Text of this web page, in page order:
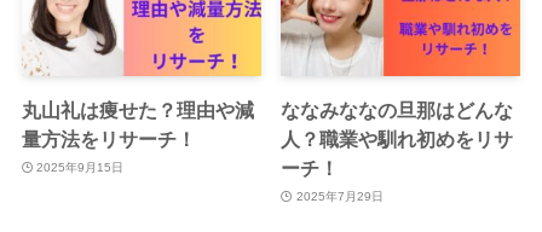
丸山礼は痩せた？理由や減
量方法をリサーチ！
2025年9月15日
ななみななの旦那はどんな
人？職業や馴れ初めをリサ
ーチ！
2025年7月29日